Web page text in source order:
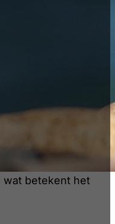
wat betekent het